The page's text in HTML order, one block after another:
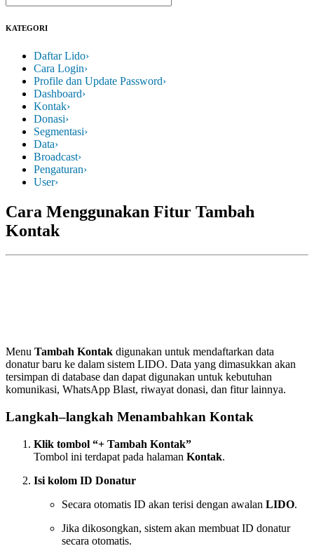
KATEGORI
Daftar Lido›
Cara Login›
Profile dan Update Password›
Dashboard›
Kontak›
Donasi›
Segmentasi›
Data›
Broadcast›
Pengaturan›
User›
Cara Menggunakan Fitur Tambah
Kontak
Menu Tambah Kontak digunakan untuk mendaftarkan data
donatur baru ke dalam sistem LIDO. Data yang dimasukkan akan
tersimpan di database dan dapat digunakan untuk kebutuhan
komunikasi, WhatsApp Blast, riwayat donasi, dan fitur lainnya.
Langkah–langkah Menambahkan Kontak
Klik tombol “+ Tambah Kontak”
Tombol ini terdapat pada halaman Kontak.
Isi kolom ID Donatur
Secara otomatis ID akan terisi dengan awalan LIDO.
Jika dikosongkan, sistem akan membuat ID donatur
secara otomatis.